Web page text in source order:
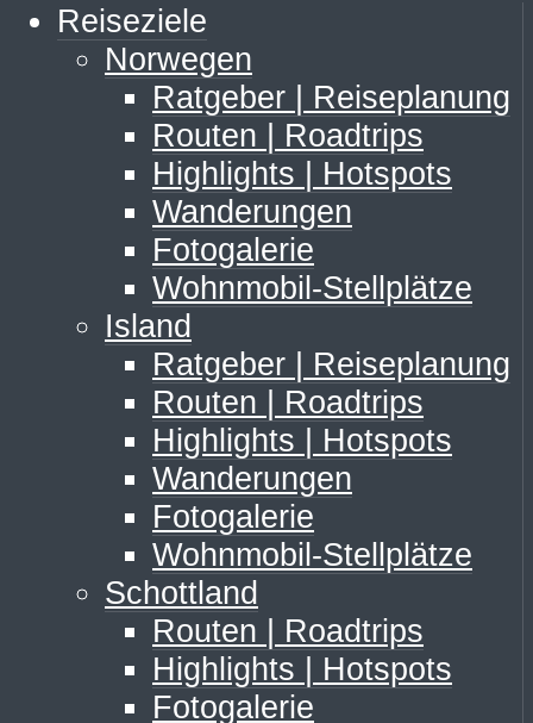
Reiseziele
Norwegen
Ratgeber | Reiseplanung
Routen | Roadtrips
Highlights | Hotspots
Wanderungen
Fotogalerie
Wohnmobil-Stellplätze
Island
Ratgeber | Reiseplanung
Routen | Roadtrips
Highlights | Hotspots
Wanderungen
Fotogalerie
Wohnmobil-Stellplätze
Schottland
Routen | Roadtrips
Highlights | Hotspots
Fotogalerie